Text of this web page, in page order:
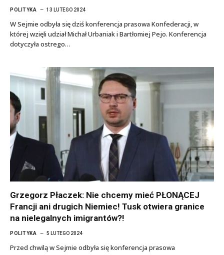
POLITYKA 13 LUTEGO 2024
W Sejmie odbyła się dziś konferencja prasowa Konfederacji, w
której wzięli udział Michał Urbaniak i Bartłomiej Pejo. Konferencja
dotyczyła ostrego…
Grzegorz Płaczek: Nie chcemy mieć PŁONĄCEJ
Francji ani drugich Niemiec! Tusk otwiera granice
na nielegalnych imigrantów?!
POLITYKA 5 LUTEGO 2024
Przed chwilą w Sejmie odbyła się konferencja prasowa